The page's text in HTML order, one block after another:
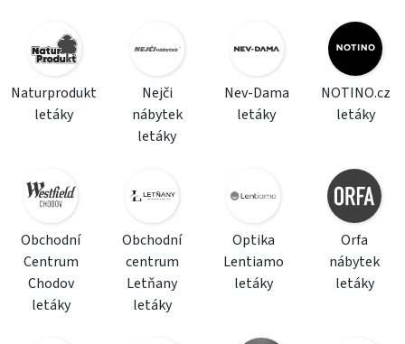
Naturprodukt
letáky
Nejči
nábytek
letáky
Nev-Dama
letáky
NOTINO.cz
letáky
Obchodní
Centrum
Chodov
letáky
Obchodní
centrum
Letňany
letáky
Optika
Lentiamo
letáky
Orfa
nábytek
letáky